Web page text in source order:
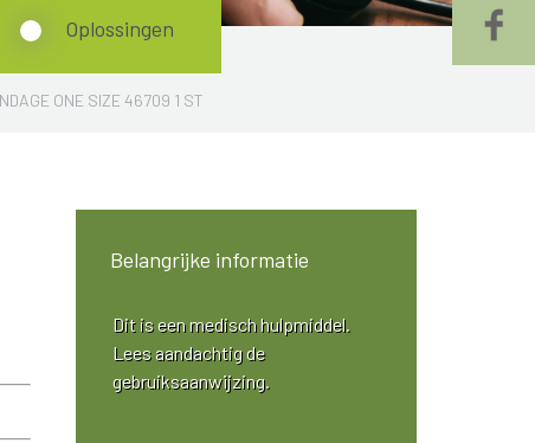
ONE SIZE 46709 1 ST
Oplossingen
Belangrijke informatie
Dit is een medisch hulpmiddel.
Lees aandachtig de
gebruiksaanwijzing.